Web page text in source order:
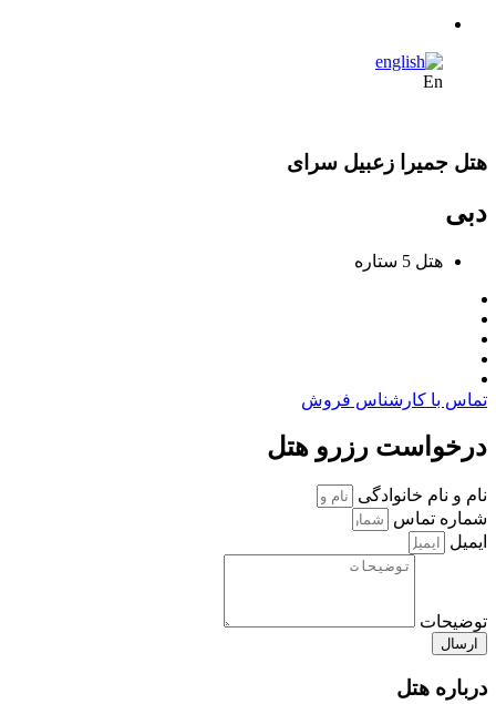
En
هتل جمیرا زعبیل سرای
دبی
هتل 5 ستاره
تماس با کارشناس فروش
درخواست رزرو هتل
نام و نام خانوادگی
شماره تماس
ایمیل
توضیحات
ارسال
درباره هتل